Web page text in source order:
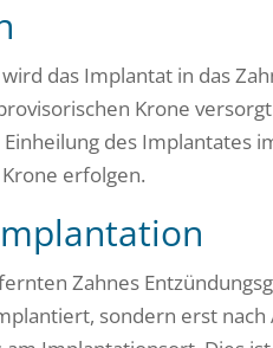
das Implantat in das
Krone
des Implantates
erfolgen.
Zahnes
sondern erst